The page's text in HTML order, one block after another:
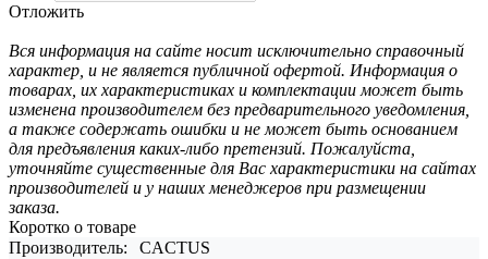
Отложить
Вся информация на сайте носит исключительно справочный
характер, и не является публичной офертой. Информация о
товарах, их характеристиках и комплектации может быть
изменена производителем без предварительного уведомления,
а также содержать ошибки и не может быть основанием
для предъявления каких-либо претензий. Пожалуйста,
уточняйте существенные для Вас характеристики на сайтах
производителей и у наших менеджеров при размещении
заказа.
Коротко о товаре
Производитель:
CACTUS